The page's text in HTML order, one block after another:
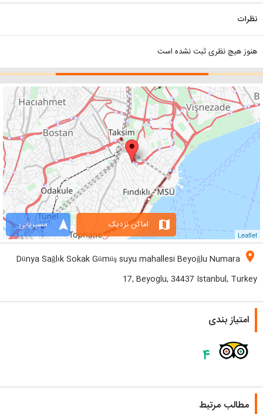
نظرات
هنوز هیچ نظری ثبت نشده است
Leaflet
navigation مسیریابی map اماکن نزدیک
location_on
Dünya Sağlık Sokak Gümüş suyu mahallesi Beyoğlu Numara
17, Beyoglu, 34437 Istanbul, Turkey
امتیاز بندی
۴
مطالب مرتبط